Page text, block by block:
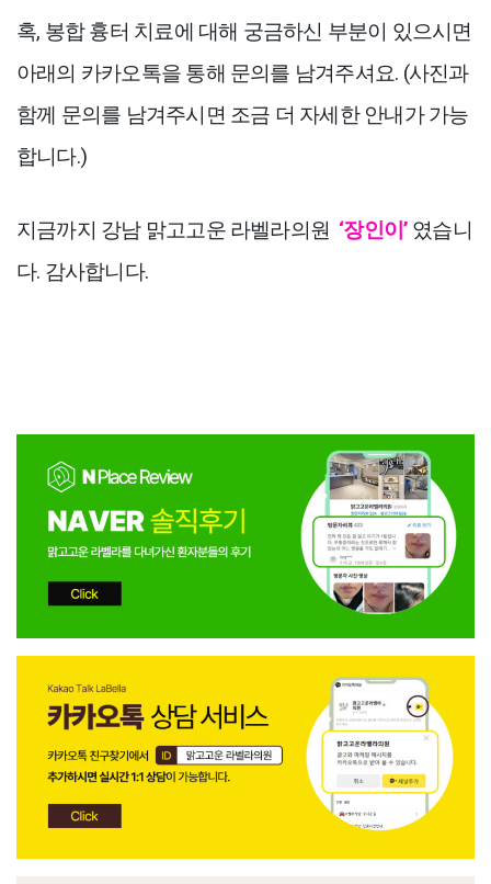
혹, 봉합 흉터 치료에 대해 궁금하신 부분이 있으시면
아래의 카카오톡을 통해 문의를 남겨주셔요. (사진과
함께 문의를 남겨주시면 조금 더 자세한 안내가 가능
합니다.)
지금까지 강남 맑고고운 라벨라의원 ‘장인이’ 였습니
다. 감사합니다.